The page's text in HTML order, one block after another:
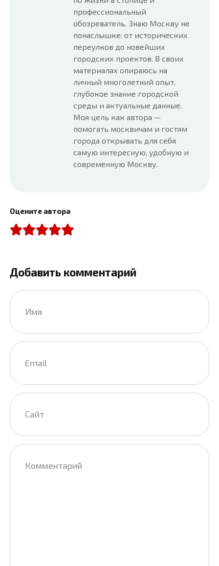
профессиональный
обозреватель. Знаю Москву не
понаслышке: от исторических
переулков до новейших
городских проектов. В своих
материалах опираюсь на
личный многолетний опыт,
глубокое знание городской
среды и актуальные данные.
Моя цель как автора —
помогать москвичам и гостям
города открывать для себя
самую интересную, удобную и
современную Москву.
Оцените автора
Добавить комментарий
Имя
Email
Сайт
Комментарий